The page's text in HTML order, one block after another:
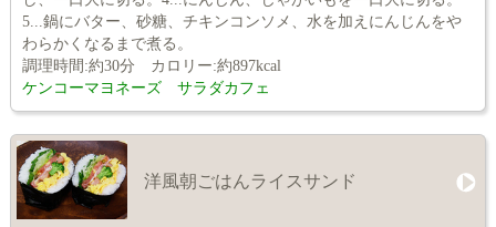
5...鍋にバター、砂糖、チキンコンソメ、水を加えにんじんをや
わらかくなるまで煮る。
調理時間:約30分 カロリー:約897kcal
ケンコーマヨネーズ サラダカフェ
洋風朝ごはんライスサンド